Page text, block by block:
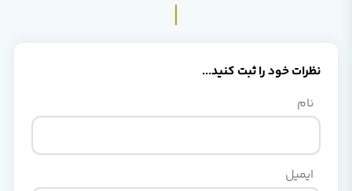
نظرات خود را ثبت کنید...
نام
ایمیل